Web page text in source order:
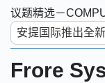
议题精选－
Frore